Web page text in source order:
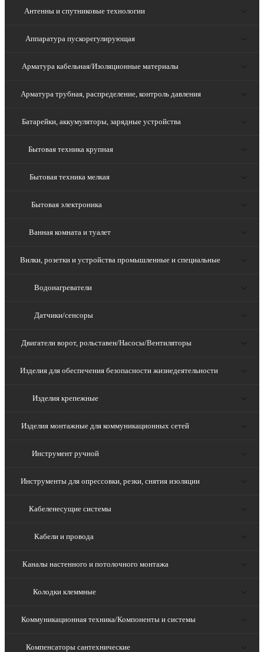
Антенны и спутниковые технологии
Аппаратура пускорегулирующая
Арматура кабельная/Изоляционные материалы
Арматура трубная, распределение, контроль давления
Батарейки, аккумуляторы, зарядные устройства
Бытовая техника крупная
Бытовая техника мелкая
Бытовая электроника
Ванная комната и туалет
Вилки, розетки и устройства промышленные и специальные
Водонагреватели
Датчики/сенсоры
Двигатели ворот, рольставен/Насосы/Вентиляторы
Изделия для обеспечения безопасности жизнедеятельности
Изделия крепежные
Изделия монтажные для коммуникационных сетей
Инструмент ручной
Инструменты для опрессовки, резки, снятия изоляции
Кабеленесущие системы
Кабели и провода
Каналы настенного и потолочного монтажа
Колодки клеммные
Коммуникационная техника/Компоненты и системы
Компенсаторы сантехнические